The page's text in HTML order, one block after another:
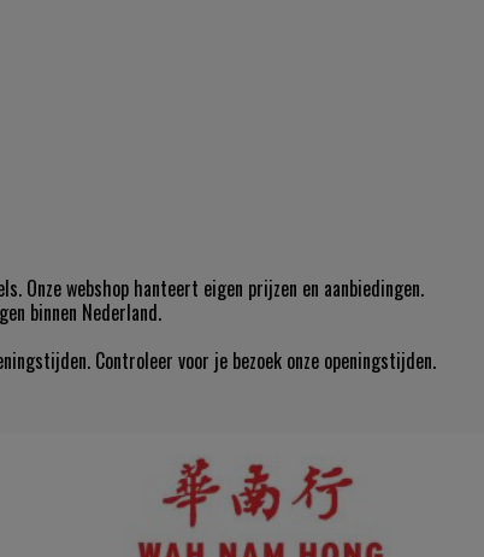
Onze webshop hanteert eigen prijzen en aanbiedingen.
binnen Nederland.
Controleer voor je bezoek onze openingstijden.